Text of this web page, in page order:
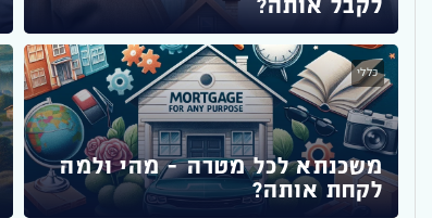
כללי
משכנתא לכל מטרה – מהי ולמה
לקחת אותה?